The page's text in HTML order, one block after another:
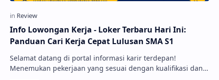
Info Lowongan Kerja - Loker Terbaru Hari Ini:
Panduan Cari Kerja Cepat Lulusan SMA S1
Selamat datang di portal informasi karir terdepan!
Menemukan pekerjaan yang sesuai dengan kualifikasi dan